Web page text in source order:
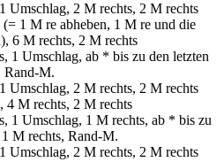
Umschlag, 2 M rechts, 2 M rechts
1 M re abheben, 1 M re und die
6 M rechts, 2 M rechts
1 Umschlag, ab * bis zu den letzten
Rand-M.
Umschlag, 2 M rechts, 2 M rechts
4 M rechts, 2 M rechts
1 Umschlag, 1 M rechts, ab * bis zu
M rechts, Rand-M.
Umschlag, 2 M rechts, 2 M rechts